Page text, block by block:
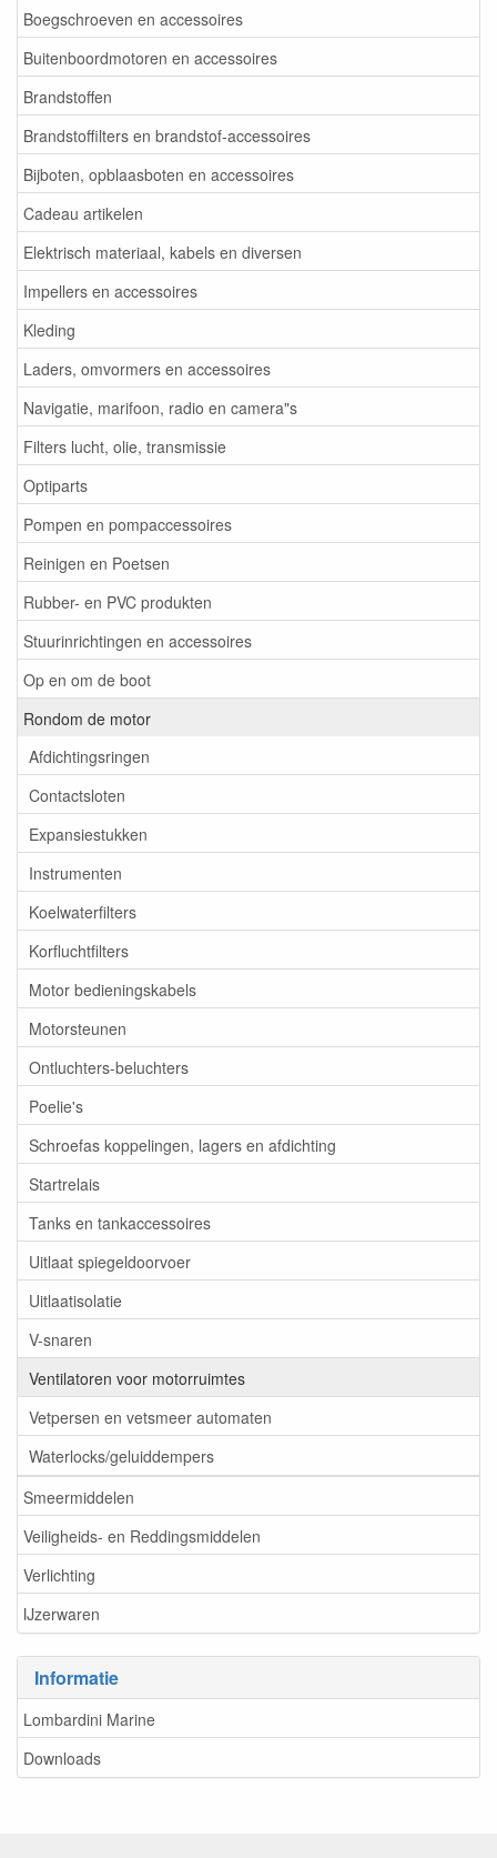
Boegschroeven en accessoires
Buitenboordmotoren en accessoires
Brandstoffen
Brandstoffilters en brandstof-accessoires
Bijboten, opblaasboten en accessoires
Cadeau artikelen
Elektrisch materiaal, kabels en diversen
Impellers en accessoires
Kleding
Laders, omvormers en accessoires
Navigatie, marifoon, radio en camera"s
Filters lucht, olie, transmissie
Optiparts
Pompen en pompaccessoires
Reinigen en Poetsen
Rubber- en PVC produkten
Stuurinrichtingen en accessoires
Op en om de boot
Rondom de motor
Afdichtingsringen
Contactsloten
Expansiestukken
Instrumenten
Koelwaterfilters
Korfluchtfilters
Motor bedieningskabels
Motorsteunen
Ontluchters-beluchters
Poelie's
Schroefas koppelingen, lagers en afdichting
Startrelais
Tanks en tankaccessoires
Uitlaat spiegeldoorvoer
Uitlaatisolatie
V-snaren
Ventilatoren voor motorruimtes
Vetpersen en vetsmeer automaten
Waterlocks/geluiddempers
Smeermiddelen
Veiligheids- en Reddingsmiddelen
Verlichting
IJzerwaren
Informatie
Lombardini Marine
Downloads